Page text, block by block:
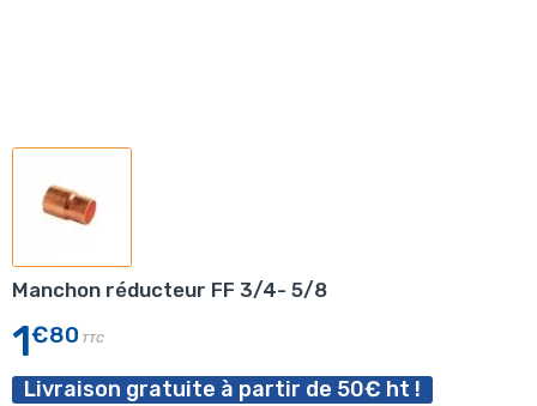
Manchon réducteur FF 3/4- 5/8
1€80 TTC
Livraison gratuite à partir de 50€ ht !